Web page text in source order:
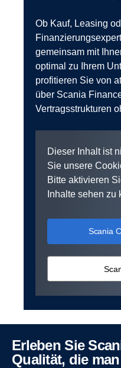
Ob Kauf, Leasing
gemeinsam mit
optimal zu Ihrem
profitieren Sie von
über Scania
Vertragsstrukturen
Dieser Inhalt ist
Sie unsere
Bitte aktivieren
Inhalte sehen zu
Scania
Erleben Sie Scania Used Vehicles –
Qualität, die